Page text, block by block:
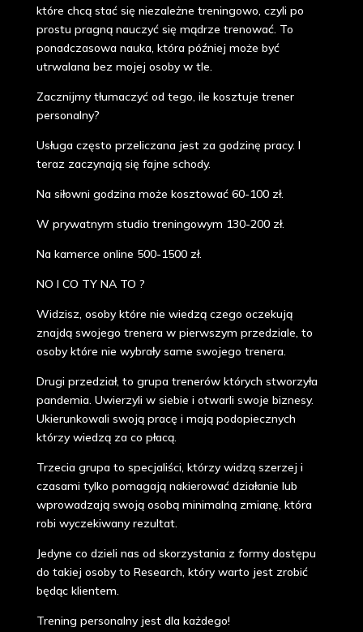
które chcą stać się niezależne treningowo, czyli po
prostu pragną nauczyć się mądrze trenować. To
ponadczasowa nauka, która później może być
utrwalana bez mojej osoby w tle.
Zacznijmy tłumaczyć od tego, ile kosztuje trener
personalny?
Usługa często przeliczana jest za godzinę pracy. I
teraz zaczynają się fajne schody.
Na siłowni godzina może kosztować 60-100 zł.
W prywatnym studio treningowym 130-200 zł.
Na kamerce online 500-1500 zł.
NO I CO TY NA TO ?
Widzisz, osoby które nie wiedzą czego oczekują
znajdą swojego trenera w pierwszym przedziale, to
osoby które nie wybrały same swojego trenera.
Drugi przedział, to grupa trenerów których stworzyła
pandemia. Uwierzyli w siebie i otwarli swoje biznesy.
Ukierunkowali swoją pracę i mają podopiecznych
którzy wiedzą za co płacą.
Trzecia grupa to specjaliści, którzy widzą szerzej i
czasami tylko pomagają nakierować działanie lub
wprowadzają swoją osobą minimalną zmianę, która
robi wyczekiwany rezultat.
Jedyne co dzieli nas od skorzystania z formy dostępu
do takiej osoby to Research, który warto jest zrobić
będąc klientem.
Trening personalny jest dla każdego!